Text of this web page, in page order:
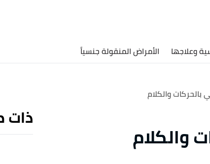
وعلاجها الأمراض المنقولة جنسياً
بالحركات والكلام
والكلام
ذات